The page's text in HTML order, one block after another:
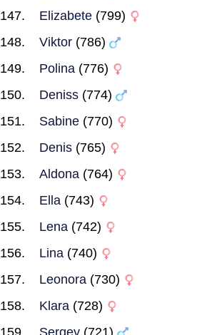
Elizabete (799)
Viktor (786)
Polina (776)
Deniss (774)
Sabine (770)
Denis (765)
Aldona (764)
Ella (743)
Lena (742)
Lina (740)
Leonora (730)
Klara (728)
Sergey (721)